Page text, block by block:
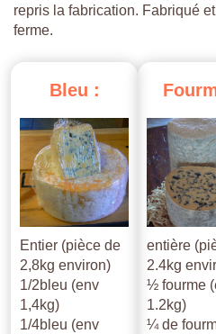
repris la fabrication. Fabriqué
ferme.
Bleu :
Entier (pièce de
2,8kg environ)
1/2bleu (env
1,4kg)
1/4bleu (env
entière
2.4kg
½ fourme
1.2kg)
¼ de